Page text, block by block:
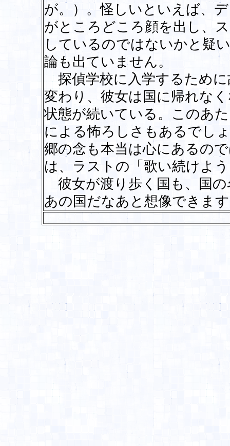
が。）。怪しいといえば、
がところどころ顔を出し、
しているのではないかと疑
論も出ていません。
探偵学校に入学するため
変わり、彼女は国に帰れな
状態が続いている。このあ
による怖ろしさもあるでし
郷の念も本当は心にあるの
は、ラストの「歌い続けよ
彼女が渡り歩く国も、国
あの国だなあと想像できま